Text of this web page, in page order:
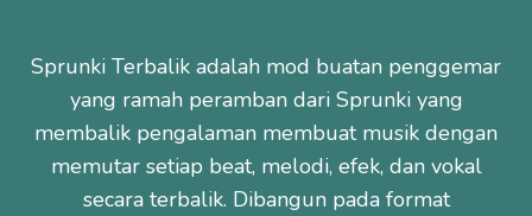
Sprunki Terbalik adalah mod buatan penggemar
yang ramah peramban dari Sprunki yang
membalik pengalaman membuat musik dengan
memutar setiap beat, melodi, efek, dan vokal
secara terbalik. Dibangun pada format